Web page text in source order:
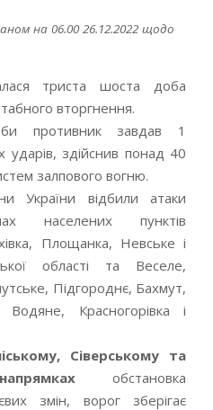
на 06.00 26.12.2022 щодо
триста шоста доба
вторгнення.
противник завдав 1
ударів, здійснив понад 40
залпового вогню.
України відбили атаки
населених пунктів
Площанка, Невське і
області та Веселе,
Підгороднє, Бахмут,
Красногорівка і
Сіверському та
обстановка
змін, ворог зберігає